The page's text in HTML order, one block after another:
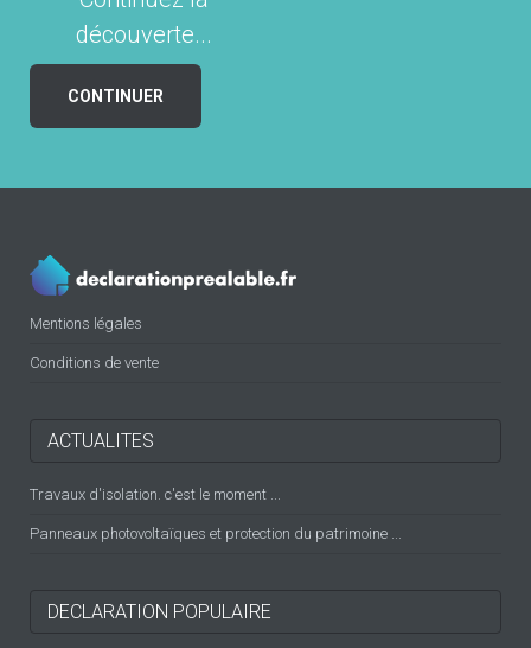
découverte...
CONTINUER
Mentions légales
Conditions de vente
ACTUALITES
Travaux d'isolation. c'est le moment ...
Panneaux photovoltaïques et protection du patrimoine ...
DECLARATION POPULAIRE